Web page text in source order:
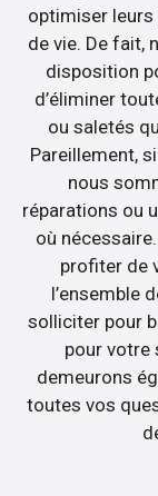
optimiser
de vie. De fait,
disposition
d’éliminer
ou saletés
Pareillement,
nous
réparations ou
où
profiter de
l’ensemble
solliciter pour
pour votre
demeurons
toutes vos